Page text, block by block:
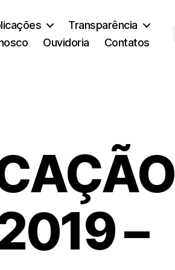
Transparência
Ouvidoria Contatos
–